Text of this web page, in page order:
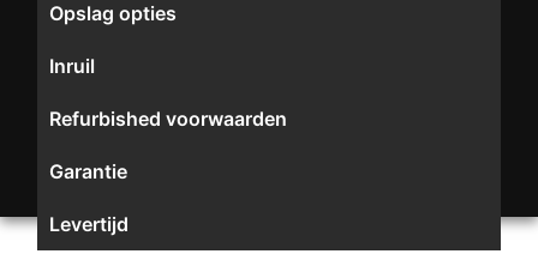
Opslag opties
Inruil
Refurbished voorwaarden
Garantie
Levertijd